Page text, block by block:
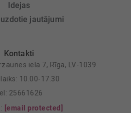
Idejas
uzdotie jautājumi
Kontakti
iela 7, Rīga, LV-1039
10.00-17.30
25661626
[email protected]